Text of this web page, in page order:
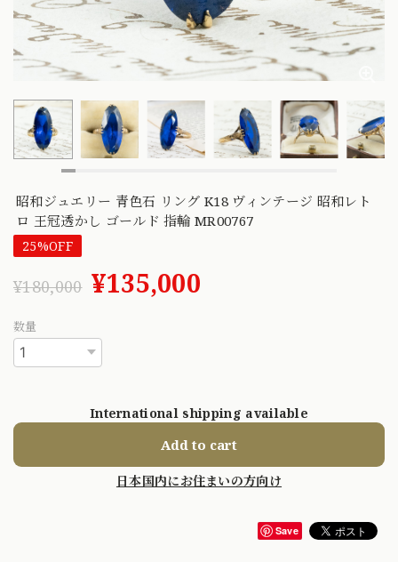
昭和ジュエリー 青色石 リング K18 ヴィンテージ 昭和レト
ロ 王冠透かし ゴールド 指輪 MR00767
25%OFF
¥180,000 ¥135,000
数量
International shipping available
Add to cart
日本国内にお住まいの方向け
Save